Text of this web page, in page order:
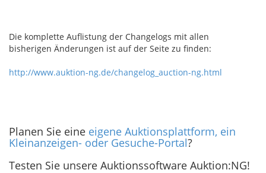
Die komplette Auflistung der Changelogs mit allen
bisherigen Änderungen ist auf der Seite zu finden:
http://www.auktion-ng.de/changelog_auction-ng.html
Planen Sie eine eigene Auktionsplattform, ein
Kleinanzeigen- oder Gesuche-Portal?
Testen Sie unsere Auktionssoftware Auktion:NG!